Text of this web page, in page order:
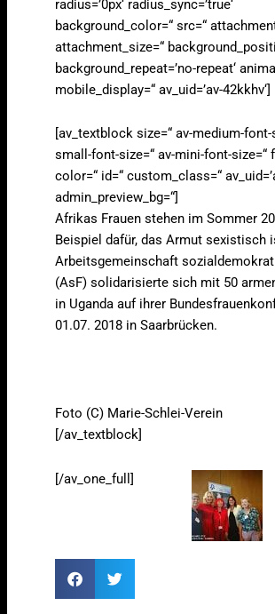
radius=’0px‘ radius_sync=’true‘
background_color=“ src=“
attachment_size=“
background_repeat=’no-repeat‘
mobile_display=“ av_uid=’av-42kkhv‘]
[av_textblock size=“ av-medium-font-
small-font-size=“ av-mini-font-size=“
color=“ id=“ custom_class=“
admin_preview_bg=“]
Afrikas Frauen stehen im Sommer
Beispiel dafür, das Armut sexistisch
Arbeitsgemeinschaft
(AsF) solidarisierte sich mit 50
in Uganda auf ihrer
01.07. 2018 in Saarbrücken.
Foto (C) Marie-Schlei-Verein
[/av_textblock]
[/av_one_full]